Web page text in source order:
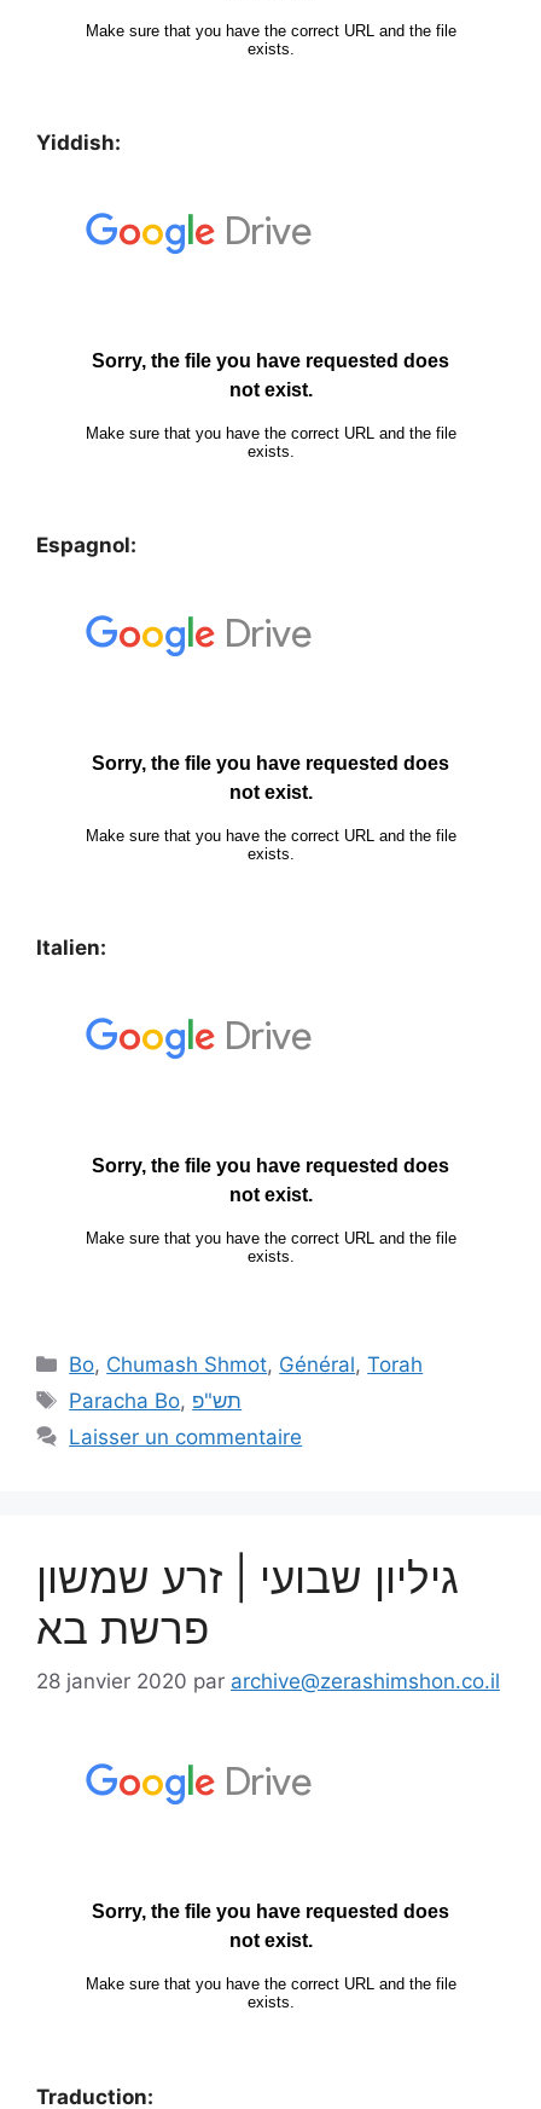
Yiddish:
Espagnol:
Italien:
Bo, Chumash Shmot, Général,Torah
Paracha Bo, תש"פ
Laisser un commentaire
גיליון שבועי | זרע שמשון
פרשת בא
28 janvier 2020 par archive@zerashimshon.co.il
Traduction: